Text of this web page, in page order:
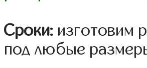
Сроки: изготовим
под любые